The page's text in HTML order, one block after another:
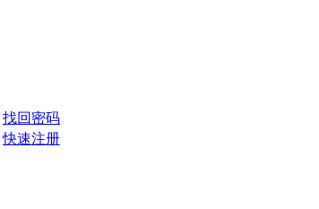
找回密码
快速注册